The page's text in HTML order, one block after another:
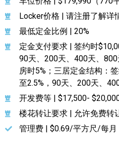
Locker价格 | 请注册了解详
最低定金比例 | 20%
定金支付要求 | 签约时
90天、200天、400天、
房时5%；三居定金结构：
至2.5%，90天、200天、
开发费等 | $17,500-
楼花转让要求 | 允许免费转
管理费 | $0.69/平方尺/每月